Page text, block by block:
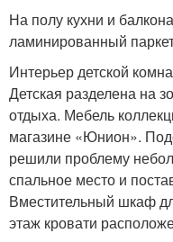
На полу кухни и
ламинированный
Интерьер детской
Детская разделена на
отдыха. Мебель
магазине «Юнион».
решили проблему
спальное место и
Вместительный шкаф
этаж кровати